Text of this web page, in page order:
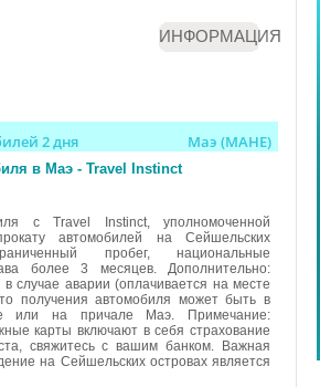
ИНФОРМАЦИЯ
2 дня Маэ (MAHE)
в Маэ - Travel Instinct
с Travel Instinct, уполномоченной
автомобилей на Сейшельских
пробег, национальные
более 3 месяцев. Дополнительно:
случае аварии (оплачивается на месте
получения автомобиля может быть в
или на причале Маэ. Примечание:
карты включают в себя страхование
свяжитесь с вашим банком. Важная
на Сейшельских островах является